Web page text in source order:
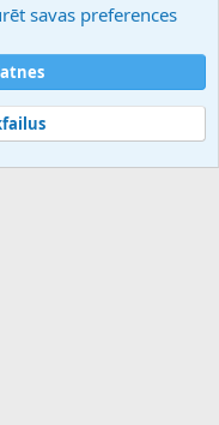
Ltd.
savas preferences